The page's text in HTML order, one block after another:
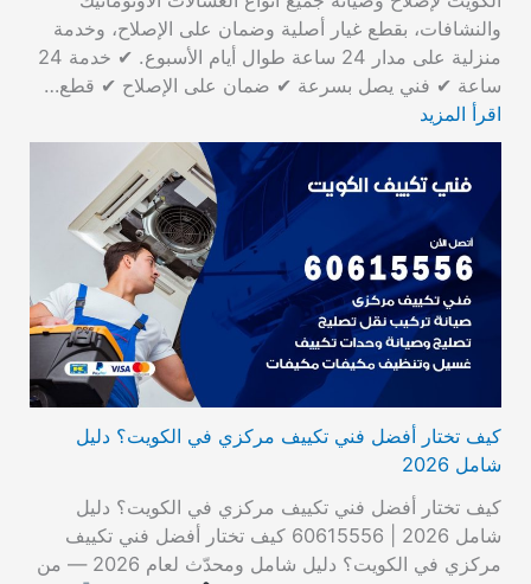
والنشافات، بقطع غيار أصلية وضمان على الإصلاح، وخدمة
منزلية على مدار 24 ساعة طوال أيام الأسبوع. ✔ خدمة 24
ساعة ✔ فني يصل بسرعة ✔ ضمان على الإصلاح ✔ قطع…
اقرأ المزيد
كيف تختار أفضل فني تكييف مركزي في الكويت؟ دليل
شامل 2026
كيف تختار أفضل فني تكييف مركزي في الكويت؟ دليل
شامل 2026 | 60615556 كيف تختار أفضل فني تكييف
مركزي في الكويت؟ دليل شامل ومحدّث لعام 2026 — من